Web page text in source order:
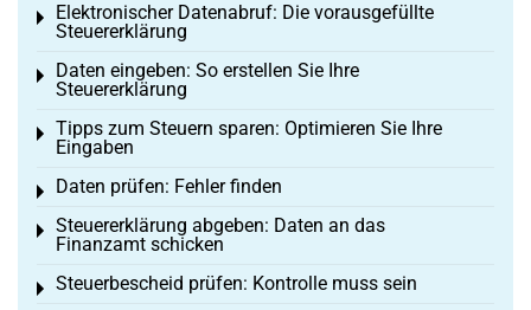
Elektronischer Datenabruf: Die vorausgefüllte
Steuererklärung
Toggle menu
Daten eingeben: So erstellen Sie Ihre
Steuererklärung
Toggle menu
Tipps zum Steuern sparen: Optimieren Sie Ihre
Eingaben
Toggle menu
Daten prüfen: Fehler finden
Toggle menu
Steuererklärung abgeben: Daten an das
Finanzamt schicken
Toggle menu
Steuerbescheid prüfen: Kontrolle muss sein
Toggle menu